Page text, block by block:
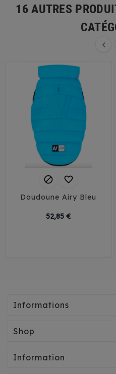
16 AUTRES

 
Doudoune Airy Bleu
52,85 €Prix
Informations
Shop
Information